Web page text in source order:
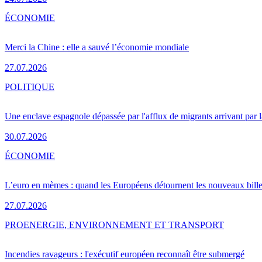
Merci la Chine : elle a sauvé l’économie mondiale
27.07.2026
ÉCONOMIE
Une enclave espagnole dépassée par l'afflux de migrants arrivant par
30.07.2026
POLITIQUE
L’euro en mèmes : quand les Européens détournent les nouveaux
27.07.2026
ÉCONOMIE
Incendies ravageurs : l'exécutif européen reconnaît être submergé
PROENERGIE, ENVIRONNEMENT ET TRANSPORT